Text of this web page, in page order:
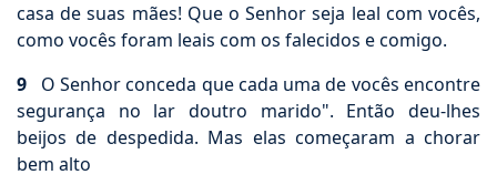
casa de suas mães! Que o Senhor seja leal com vocês,
como vocês foram leais com os falecidos e comigo.
9 O Senhor conceda que cada uma de vocês encontre
segurança no lar doutro marido". Então deu-lhes
beijos de despedida. Mas elas começaram a chorar
bem alto